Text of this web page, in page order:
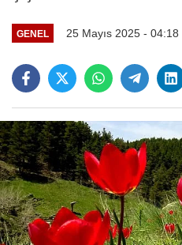
GENEL 25 Mayıs 2025 - 04:18